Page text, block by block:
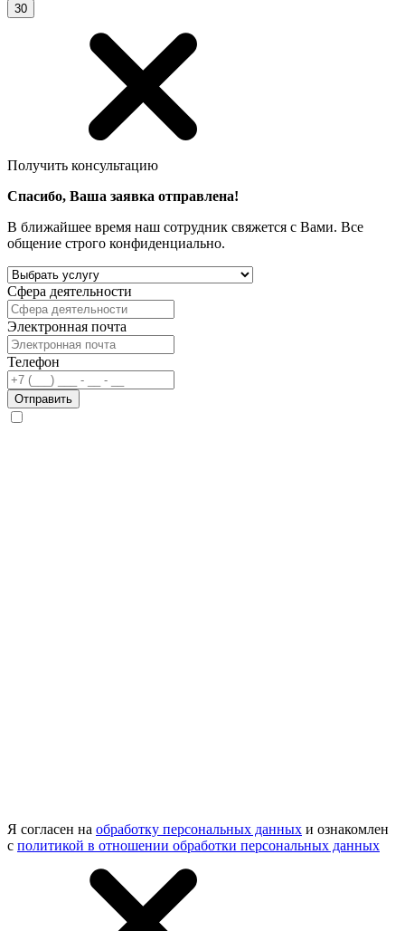
30
Получить консультацию
Спасибо, Ваша заявка отправлена!
В ближайшее время наш сотрудник свяжется с Вами. Все
общение строго конфиденциально.
Сфера деятельности
Электронная почта
Телефон
Отправить
Я согласен на обработку персональных данных и ознакомлен
с политикой в отношении обработки персональных данных